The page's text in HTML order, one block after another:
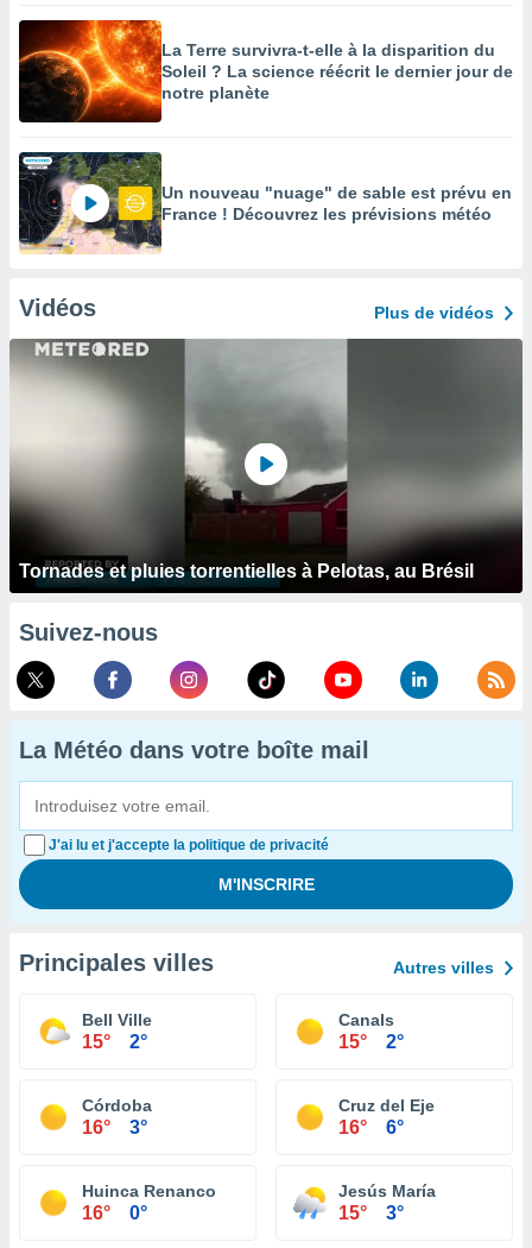
La Terre survivra-t-elle à la disparition du
Soleil ? La science réécrit le dernier jour de
notre planète
Un nouveau "nuage" de sable est prévu en
France ! Découvrez les prévisions météo
Vidéos Plus de vidéos
Tornades et pluies torrentielles à Pelotas, au Brésil
Suivez-nous
La Météo dans votre boîte mail
J'ai lu et j'accepte la politique de privacité
Principales villes Autres villes
Bell Ville
15° 2°
Canals
15° 2°
Córdoba
16° 3°
Cruz del Eje
16° 6°
Huinca Renanco
16° 0°
Jesús María
15° 3°